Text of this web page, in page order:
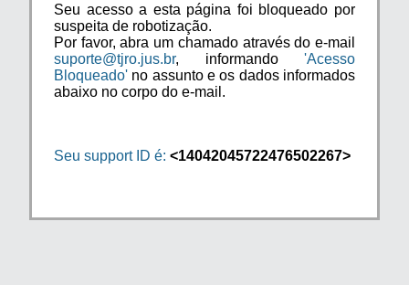
Seu acesso a esta página foi bloqueado por
suspeita de robotização.
Por favor, abra um chamado através do e-mail
suporte@tjro.jus.br, informando 'Acesso
Bloqueado' no assunto e os dados informados
abaixo no corpo do e-mail.
Seu support ID é: <14042045722476502267>